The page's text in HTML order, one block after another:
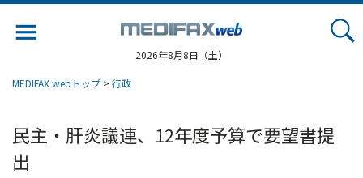
2026年8月8日（土）
MEDIFAX webトップ > 行政
民主・肝炎議連、12年度予算で要望書提
出